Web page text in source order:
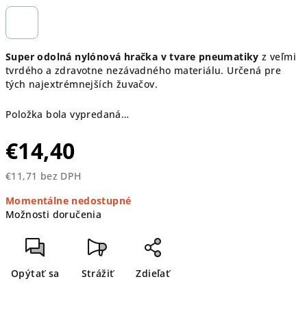
Super odolná nylónová hračka v tvare pneumatiky z veľmi
tvrdého a zdravotne nezávadného materiálu. Určená pre
tých najextrémnejších žuvačov.
Položka bola vypredaná…
€14,40
€11,71 bez DPH
cena:
Momentálne nedostupné
Možnosti doručenia
Opýtať sa Strážiť Zdieľať